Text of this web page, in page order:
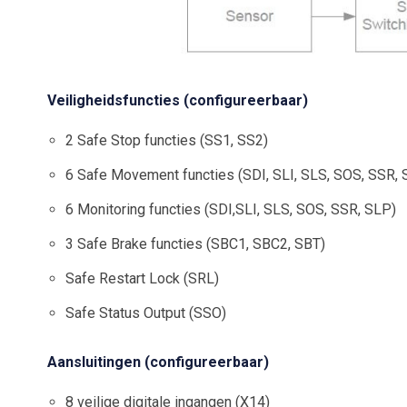
Veiligheidsfuncties (configureerbaar)
2 Safe Stop functies (SS1, SS2)
6 Safe Movement functies (SDI, SLI, SLS, SOS, SSR,
6 Monitoring functies (SDI,SLI, SLS, SOS, SSR, SLP)
3 Safe Brake functies (SBC1, SBC2, SBT)
Safe Restart Lock (SRL)
Safe Status Output (SSO)
Aansluitingen (configureerbaar)
8 veilige digitale ingangen (X14)